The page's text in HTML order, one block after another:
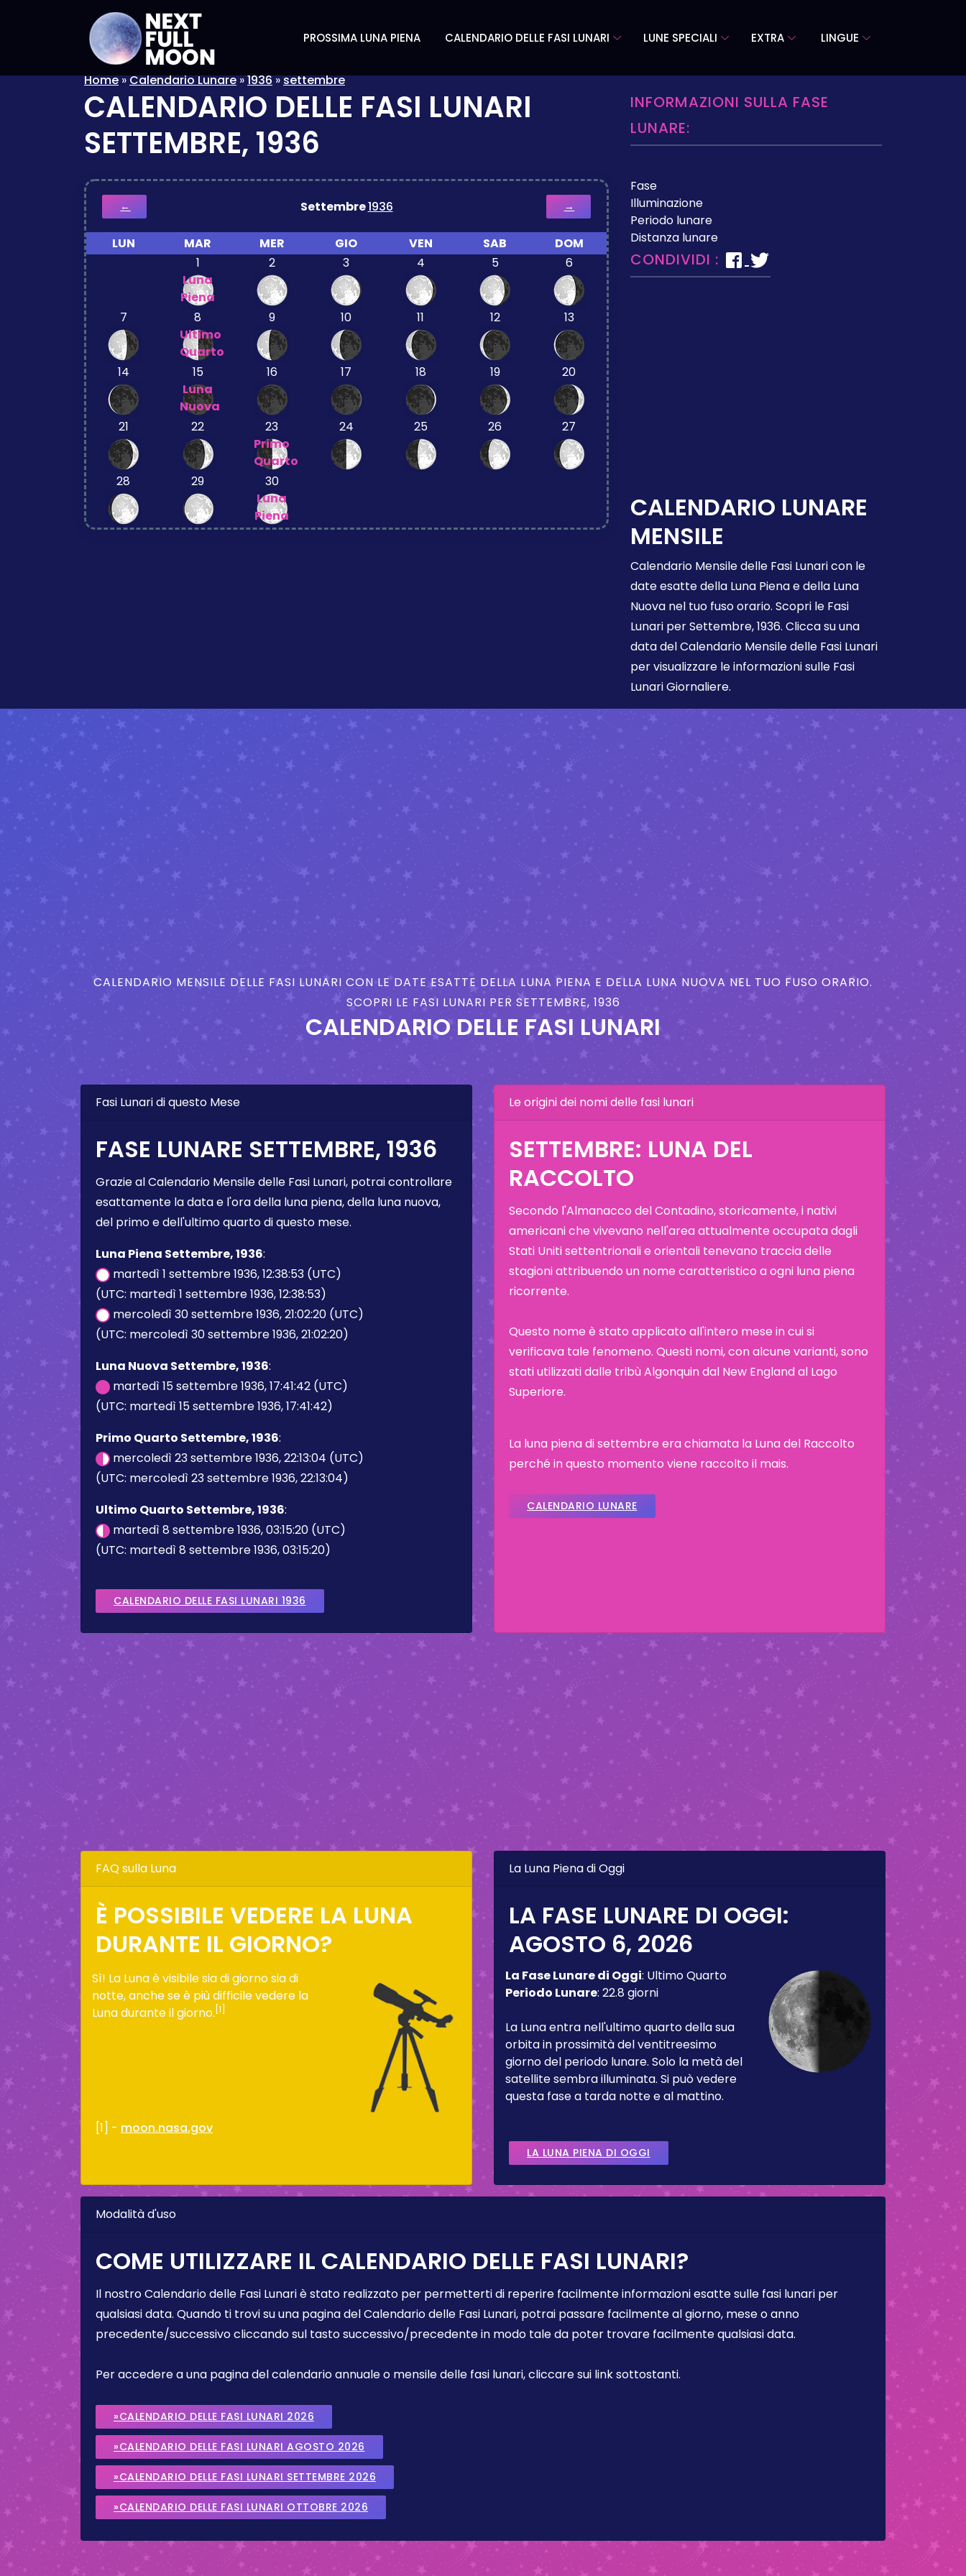
PROSSIMA LUNA PIENA CALENDARIO DELLE FASI LUNARI LUNE SPECIALI EXTRA LINGUE
Home»Calendario Lunare»1936»settembre
CALENDARIO DELLE FASI LUNARI
SETTEMBRE, 1936
← Settembre1936 →
LUN MAR MER GIO VEN SAB
DOM
1
Luna
Piena
2 3 4 5 6
7
8
Ultimo
Quarto
9 10 11 12 13
14
15
Luna
Nuova
16 17 18 19 20
21 22
23
Primo
Quarto
24 25 26 27
28 29
30
Luna
Piena
INFORMAZIONI SULLA FASE
LUNARE:
Fase
Illuminazione
Periodo lunare
Distanza lunare
CONDIVIDI :
CALENDARIO LUNARE
MENSILE
Calendario Mensile delle Fasi Lunari con le
date esatte della Luna Piena e della Luna
Nuova nel tuo fuso orario. Scopri le Fasi
Lunari per Settembre, 1936. Clicca su una
data del Calendario Mensile delle Fasi Lunari
per visualizzare le informazioni sulle Fasi
Lunari Giornaliere.
CALENDARIO MENSILE DELLE FASI LUNARI CON LE DATE ESATTE DELLA LUNA PIENA E DELLA LUNA NUOVA NEL TUO FUSO ORARIO.
SCOPRI LE FASI LUNARI PER SETTEMBRE, 1936
CALENDARIO DELLE FASI LUNARI
Fasi Lunari di questo Mese
FASE LUNARE SETTEMBRE, 1936
Grazie al Calendario Mensile delle Fasi Lunari, potrai controllare
esattamente la data e l'ora della luna piena, della luna nuova,
del primo e dell'ultimo quarto di questo mese.
Luna Piena Settembre, 1936:
martedì 1 settembre 1936, 12:38:53 (UTC)
(UTC: martedì 1 settembre 1936, 12:38:53)
mercoledì 30 settembre 1936, 21:02:20 (UTC)
(UTC: mercoledì 30 settembre 1936, 21:02:20)
Luna Nuova Settembre, 1936:
martedì 15 settembre 1936, 17:41:42 (UTC)
(UTC: martedì 15 settembre 1936, 17:41:42)
Primo Quarto Settembre, 1936:
mercoledì 23 settembre 1936, 22:13:04 (UTC)
(UTC: mercoledì 23 settembre 1936, 22:13:04)
Ultimo Quarto Settembre, 1936:
martedì 8 settembre 1936, 03:15:20 (UTC)
(UTC: martedì 8 settembre 1936, 03:15:20)
CALENDARIO DELLE FASI LUNARI 1936
Le origini dei nomi delle fasi lunari
SETTEMBRE: LUNA DEL
RACCOLTO
Secondo l'Almanacco del Contadino, storicamente, i nativi
americani che vivevano nell'area attualmente occupata dagli
Stati Uniti settentrionali e orientali tenevano traccia delle
stagioni attribuendo un nome caratteristico a ogni luna piena
ricorrente.
Questo nome è stato applicato all'intero mese in cui si
verificava tale fenomeno. Questi nomi, con alcune varianti, sono
stati utilizzati dalle tribù Algonquin dal New England al Lago
Superiore.
La luna piena di settembre era chiamata la Luna del Raccolto
perché in questo momento viene raccolto il mais.
CALENDARIO LUNARE
FAQ sulla Luna
È POSSIBILE VEDERE LA LUNA
DURANTE IL GIORNO?
Sì! La Luna è visibile sia di giorno sia di
notte, anche se è più difficile vedere la
Luna durante il giorno. [1]
[1] - moon.nasa.gov
La Luna Piena di Oggi
LA FASE LUNARE DI OGGI:
AGOSTO 6, 2026
La Fase Lunare di Oggi: Ultimo Quarto
Periodo Lunare: 22.8 giorni
La Luna entra nell'ultimo quarto della sua
orbita in prossimità del ventitreesimo
giorno del periodo lunare. Solo la metà del
satellite sembra illuminata. Si può vedere
questa fase a tarda notte e al mattino.
LA LUNA PIENA DI OGGI
Modalità d'uso
COME UTILIZZARE IL CALENDARIO DELLE FASI LUNARI?
Il nostro Calendario delle Fasi Lunari è stato realizzato per permetterti di reperire facilmente informazioni esatte sulle fasi lunari per
qualsiasi data. Quando ti trovi su una pagina del Calendario delle Fasi Lunari, potrai passare facilmente al giorno, mese o anno
precedente/successivo cliccando sul tasto successivo/precedente in modo tale da poter trovare facilmente qualsiasi data.
Per accedere a una pagina del calendario annuale o mensile delle fasi lunari, cliccare sui link sottostanti.
»CALENDARIO DELLE FASI LUNARI 2026
»CALENDARIO DELLE FASI LUNARI AGOSTO 2026
»CALENDARIO DELLE FASI LUNARI SETTEMBRE 2026
»CALENDARIO DELLE FASI LUNARI OTTOBRE 2026